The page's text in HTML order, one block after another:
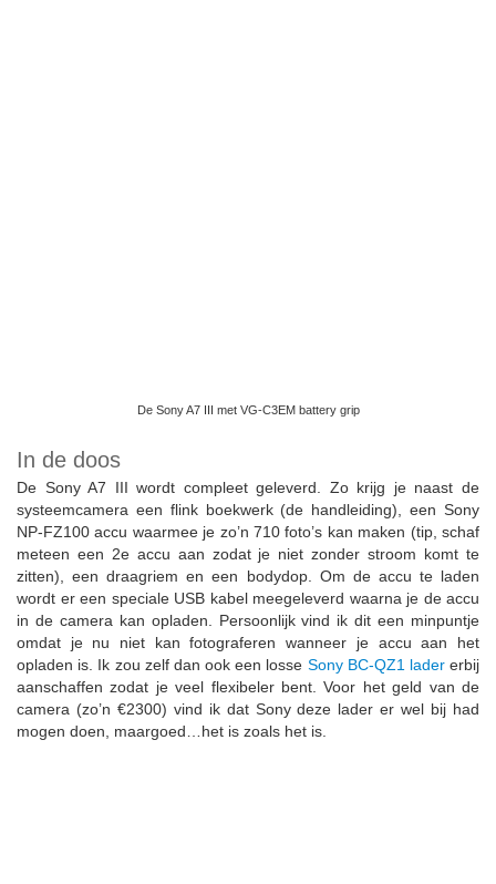
De Sony A7 III met VG-C3EM battery grip
In de doos
De Sony A7 III wordt compleet geleverd. Zo krijg je naast de
systeemcamera een flink boekwerk (de handleiding), een Sony
NP-FZ100 accu waarmee je zo’n 710 foto’s kan maken (tip, schaf
meteen een 2e accu aan zodat je niet zonder stroom komt te
zitten), een draagriem en een bodydop. Om de accu te laden
wordt er een speciale USB kabel meegeleverd waarna je de accu
in de camera kan opladen. Persoonlijk vind ik dit een minpuntje
omdat je nu niet kan fotograferen wanneer je accu aan het
opladen is. Ik zou zelf dan ook een losse Sony BC-QZ1 ladererbij
aanschaffen zodat je veel flexibeler bent. Voor het geld van de
camera (zo’n €2300) vind ik dat Sony deze lader er wel bij had
mogen doen, maargoed…het is zoals het is.